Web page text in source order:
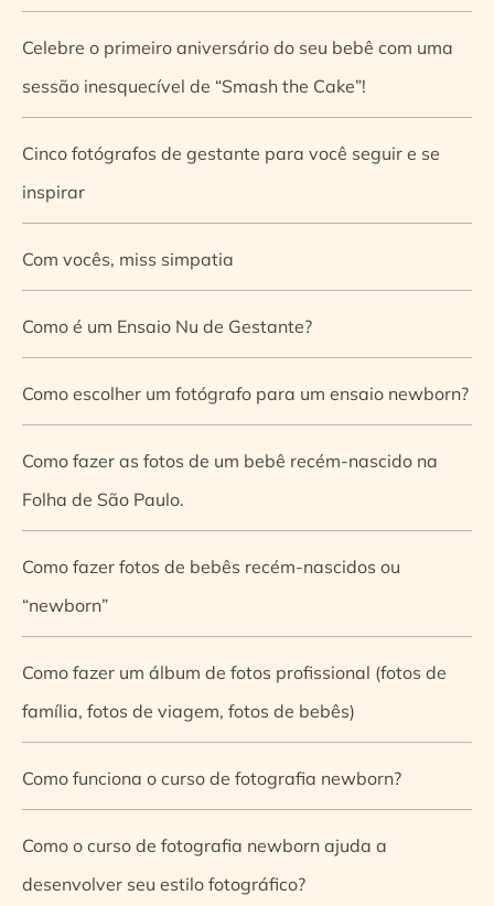
Celebre o primeiro aniversário do seu bebê com uma
sessão inesquecível de “Smash the Cake”!
Cinco fotógrafos de gestante para você seguir e se
inspirar
Com vocês, miss simpatia
Como é um Ensaio Nu de Gestante?
Como escolher um fotógrafo para um ensaio newborn?
Como fazer as fotos de um bebê recém-nascido na
Folha de São Paulo.
Como fazer fotos de bebês recém-nascidos ou
“newborn”
Como fazer um álbum de fotos profissional (fotos de
família, fotos de viagem, fotos de bebês)
Como funciona o curso de fotografia newborn?
Como o curso de fotografia newborn ajuda a
desenvolver seu estilo fotográfico?